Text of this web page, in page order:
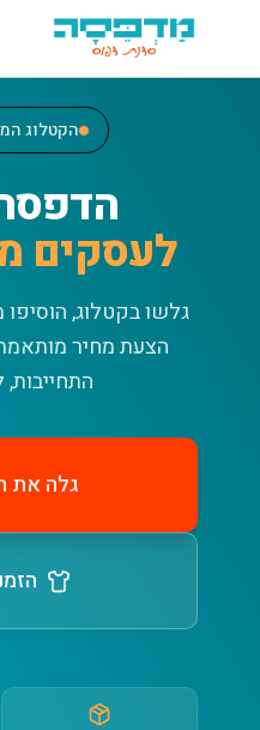
דלג לתוכן הראשי
הקטלוג
לעסקים
גלשו בקטלוג,
הצעת מחיר
גלה את